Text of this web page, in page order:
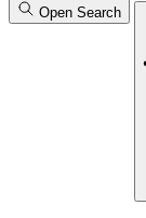
Open Search